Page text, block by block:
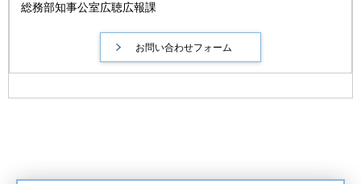
総務部知事公室広聴広報課